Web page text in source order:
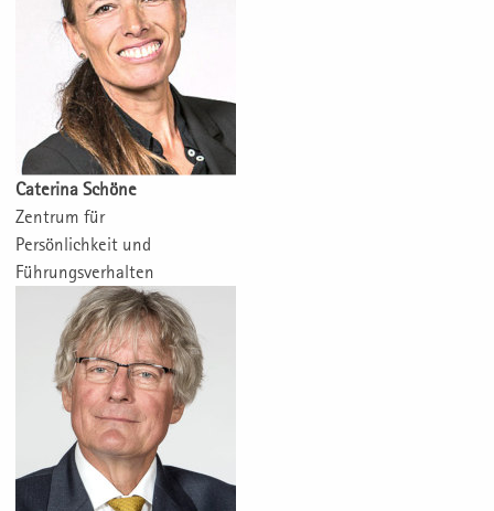
Caterina Schöne
Zentrum für
Persönlichkeit und
Führungsverhalten